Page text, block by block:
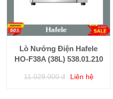
Lò Nướng Điện Hafele
HO-F38A (38L) 538.01.210
11.029.000 đ Liên hệ